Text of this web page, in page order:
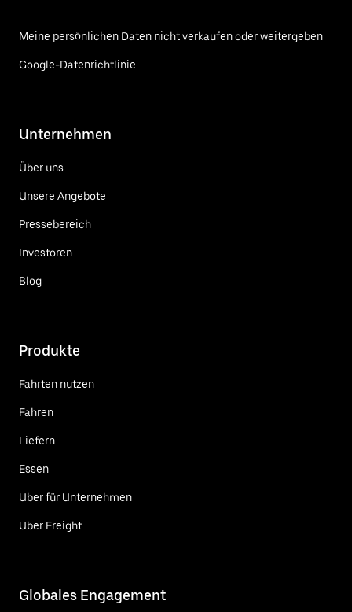
Meine persönlichen Daten nicht verkaufen oder weitergeben
Google-Datenrichtlinie
Unternehmen
Über uns
Unsere Angebote
Pressebereich
Investoren
Blog
Produkte
Fahrten nutzen
Fahren
Liefern
Essen
Uber für Unternehmen
Uber Freight
Globales Engagement